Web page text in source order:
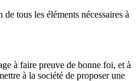
tous les éléments nécessaires à
à faire preuve de bonne foi, et à
à la société de proposer une